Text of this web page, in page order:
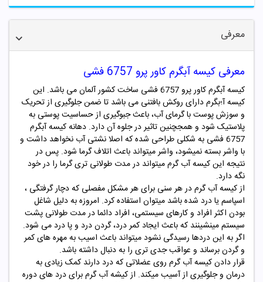
معرفی
معرفی کیسه آبگرم کاور پرو 6757 فشی
کیسه آبگرم کاور پرو 6757 فشی ساخت کشور آلمان می باشد. این
کیسه آ؛بگرم دارای روکش بافتنی می باشد تا ضمن جلوگیری از تحریک
و سوزش پوست با گرمای آب، باعث جبوگیری از حساسیت پوستی به
پلاستیک شود و همجچنین تاثیر در جلوه آن دارد. دهانه کیسه آبگرم
6757 فشی به شکلی طراحی شده که اصلا نشتی آب نخواهد داشت و
با واشر بسته نمیشود، واشر میتواند باعث اتلاف گرما شود. پس در
نتیجه این کیسه آب گرم میتواند در مدت طولانی تری گرما را در خود
نگه دارد.
از کیسه آب گرم در هر سنی برای هر مشکل مفصلی که دچار گرفتگی ،
اسپاسم یا درد شده باشد میتوان استفاده کرد. امروزه به دلیل شاغل
بودن اکثر افراد و کارهای سیستمی، افراد دائما در مدت طولانی پشت
سیستم مینشینند که باعث ایجاد کمر درد، گردن درد و پا درد می شود.
اگر به این دردها رسیدگی نشود میتواند باعث اسیب به مهره های کمر
و گردن برساند و عواقب جدی تری را به دنبال داشته باشد.
قرار دادن کیسه آب گرم روی عضلاتی که درد دارند کمک زیادی به
درمان و جلوگیری از آسیب میکند. از کیشه آب گرم برای درد های دوره